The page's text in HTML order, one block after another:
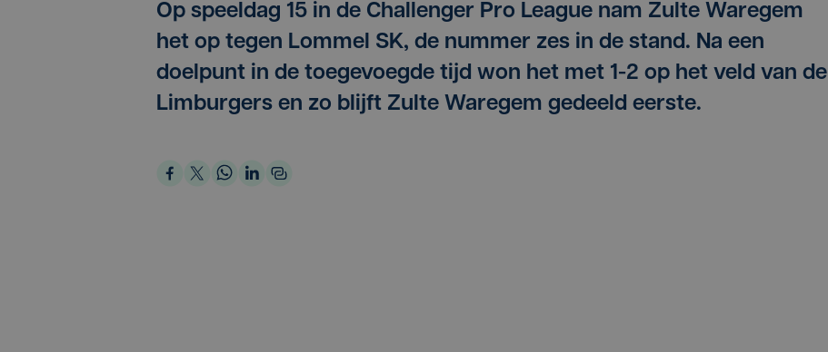
Op speeldag 15 in de Challenger Pro League nam Zulte Waregem
het op tegen Lommel SK, de nummer zes in de stand. Na een
doelpunt in de toegevoegde tijd won het met 1-2 op het veld van de
Limburgers en zo blijft Zulte Waregem gedeeld eerste.